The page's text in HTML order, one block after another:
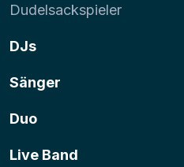
Dudelsackspieler
DJs
Sänger
Duo
Live Band